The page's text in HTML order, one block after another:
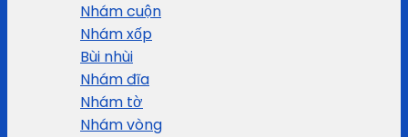
Nhám cuộn
Nhám xốp
Bùi nhùi
Nhám đĩa
Nhám tờ
Nhám vòng